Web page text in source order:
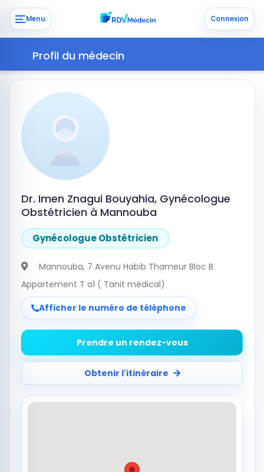
Menu Connexion
Profil du médecin
Dr. Imen Znagui Bouyahia, Gynécologue
Obstétricien à Mannouba
Gynécologue Obstétricien
Mannouba, 7 Avenu Habib Thameur Bloc B
Appartement T a1 ( Tanit médical)
Afficher le numéro de téléphone
Prendre un rendez-vous
Obtenir l'itinéraire